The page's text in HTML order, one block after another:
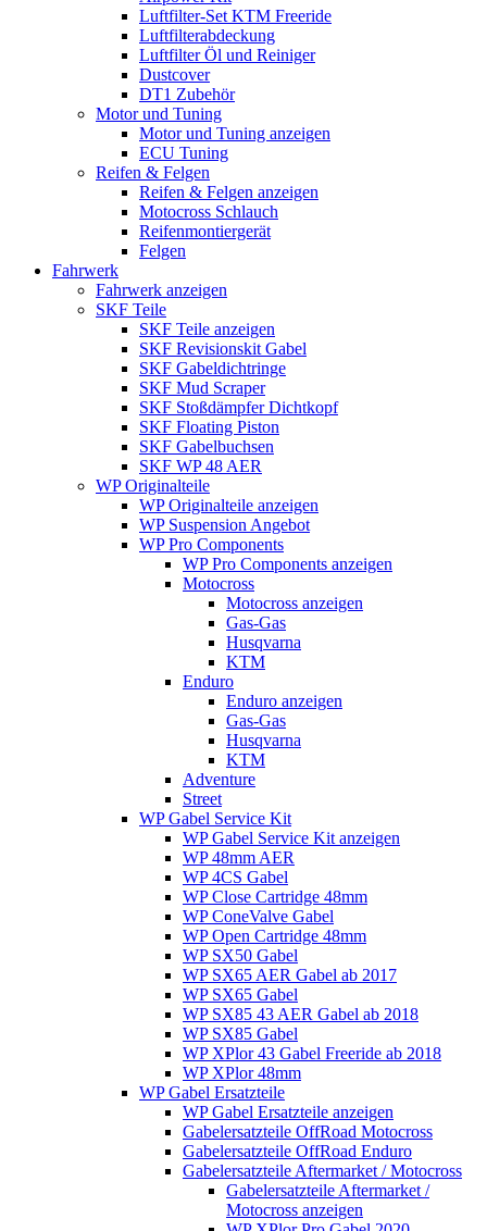
Luftfilter-Set KTM Freeride
Luftfilterabdeckung
Luftfilter Öl und Reiniger
Dustcover
DT1 Zubehör
Motor und Tuning
Motor und Tuning anzeigen
ECU Tuning
Reifen & Felgen
Reifen & Felgen anzeigen
Motocross Schlauch
Reifenmontiergerät
Felgen
Fahrwerk
Fahrwerk anzeigen
SKF Teile
SKF Teile anzeigen
SKF Revisionskit Gabel
SKF Gabeldichtringe
SKF Mud Scraper
SKF Stoßdämpfer Dichtkopf
SKF Floating Piston
SKF Gabelbuchsen
SKF WP 48 AER
WP Originalteile
WP Originalteile anzeigen
WP Suspension Angebot
WP Pro Components
WP Pro Components anzeigen
Motocross
Motocross anzeigen
Gas-Gas
Husqvarna
KTM
Enduro
Enduro anzeigen
Gas-Gas
Husqvarna
KTM
Adventure
Street
WP Gabel Service Kit
WP Gabel Service Kit anzeigen
WP 48mm AER
WP 4CS Gabel
WP Close Cartridge 48mm
WP ConeValve Gabel
WP Open Cartridge 48mm
WP SX50 Gabel
WP SX65 AER Gabel ab 2017
WP SX65 Gabel
WP SX85 43 AER Gabel ab 2018
WP SX85 Gabel
WP XPlor 43 Gabel Freeride ab 2018
WP XPlor 48mm
WP Gabel Ersatzteile
WP Gabel Ersatzteile anzeigen
Gabelersatzteile OffRoad Motocross
Gabelersatzteile OffRoad Enduro
Gabelersatzteile Aftermarket / Motocross
Gabelersatzteile Aftermarket /
Motocross anzeigen